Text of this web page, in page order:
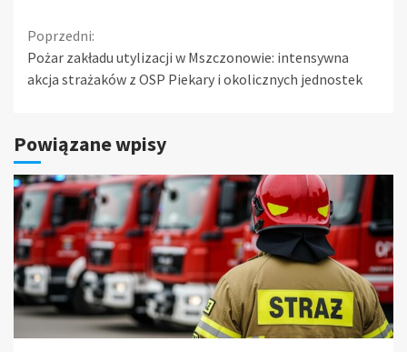
Continue
Reading
Poprzedni:
Pożar zakładu utylizacji w Mszczonowie: intensywna
akcja strażaków z OSP Piekary i okolicznych jednostek
Powiązane wpisy